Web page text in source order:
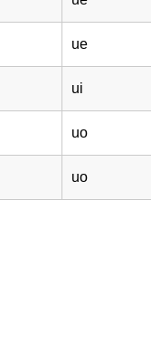
ue
ui
uo
uo